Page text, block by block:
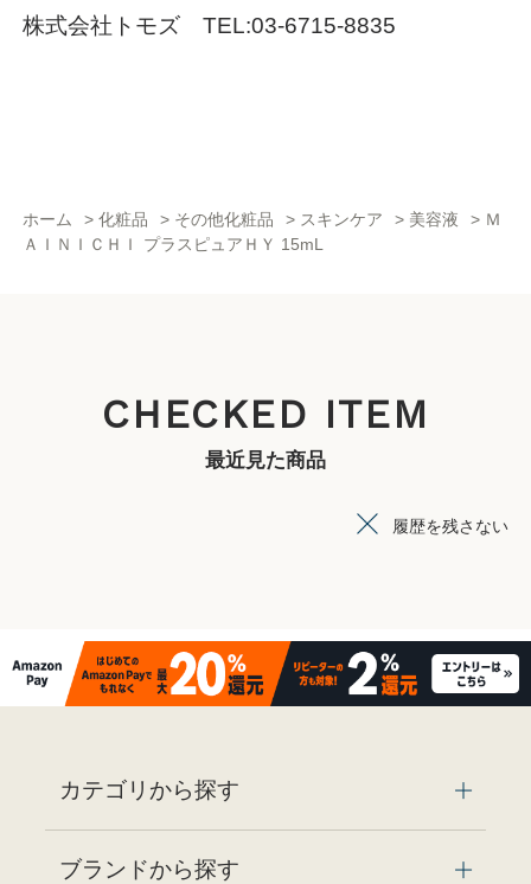
株式会社トモズ TEL:03-6715-8835
ホーム >化粧品 > その他化粧品 > スキンケア > 美容液 > Ｍ
ＡＩＮＩＣＨＩ プラスピュアＨＹ 15mL
CHECKED ITEM
最近見た商品
履歴を残さない
カテゴリから探す
ブランドから探す